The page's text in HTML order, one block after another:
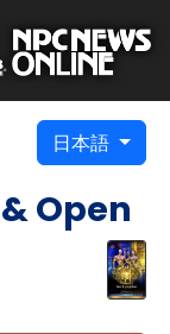
日本語
Open